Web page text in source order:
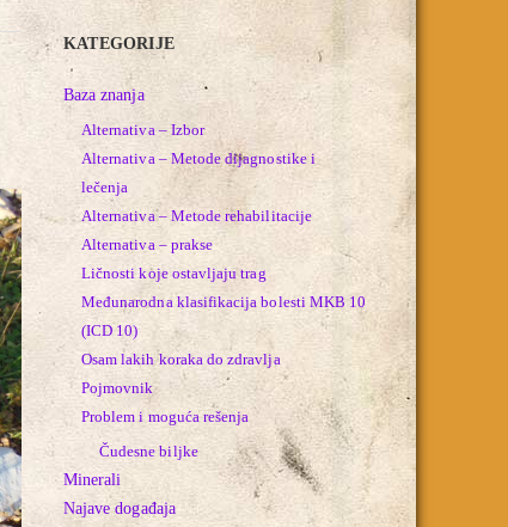
KATEGORIJE
Baza znanja
Alternativa – Izbor
Alternativa – Metode dijagnostike i
lečenja
Alternativa – Metode rehabilitacije
Alternativa – prakse
Ličnosti koje ostavljaju trag
Međunarodna klasifikacija bolesti MKB 10
(ICD 10)
Osam lakih koraka do zdravlja
Pojmovnik
Problem i moguća rešenja
Čudesne biljke
Minerali
Najave događaja